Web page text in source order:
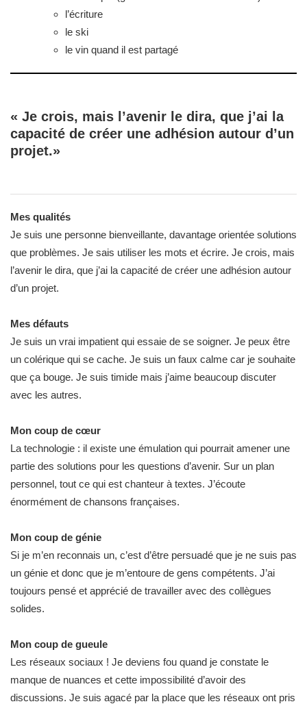
l’écriture
le ski
le vin quand il est partagé
« Je crois, mais l’avenir le dira, que j’ai la
capacité de créer une adhésion autour d’un
projet.»
Mes qualités
Je suis une personne bienveillante, davantage orientée solutions
que problèmes. Je sais utiliser les mots et écrire. Je crois, mais
l’avenir le dira, que j’ai la capacité de créer une adhésion autour
d’un projet.
Mes défauts
Je suis un vrai impatient qui essaie de se soigner. Je peux être
un colérique qui se cache. Je suis un faux calme car je souhaite
que ça bouge. Je suis timide mais j’aime beaucoup discuter
avec les autres.
Mon coup de cœur
La technologie : il existe une émulation qui pourrait amener une
partie des solutions pour les questions d’avenir. Sur un plan
personnel, tout ce qui est chanteur à textes. J’écoute
énormément de chansons françaises.
Mon coup de génie
Si je m’en reconnais un, c’est d’être persuadé que je ne suis pas
un génie et donc que je m’entoure de gens compétents. J’ai
toujours pensé et apprécié de travailler avec des collègues
solides.
Mon coup de gueule
Les réseaux sociaux ! Je deviens fou quand je constate le
manque de nuances et cette impossibilité d’avoir des
discussions. Je suis agacé par la place que les réseaux ont pris